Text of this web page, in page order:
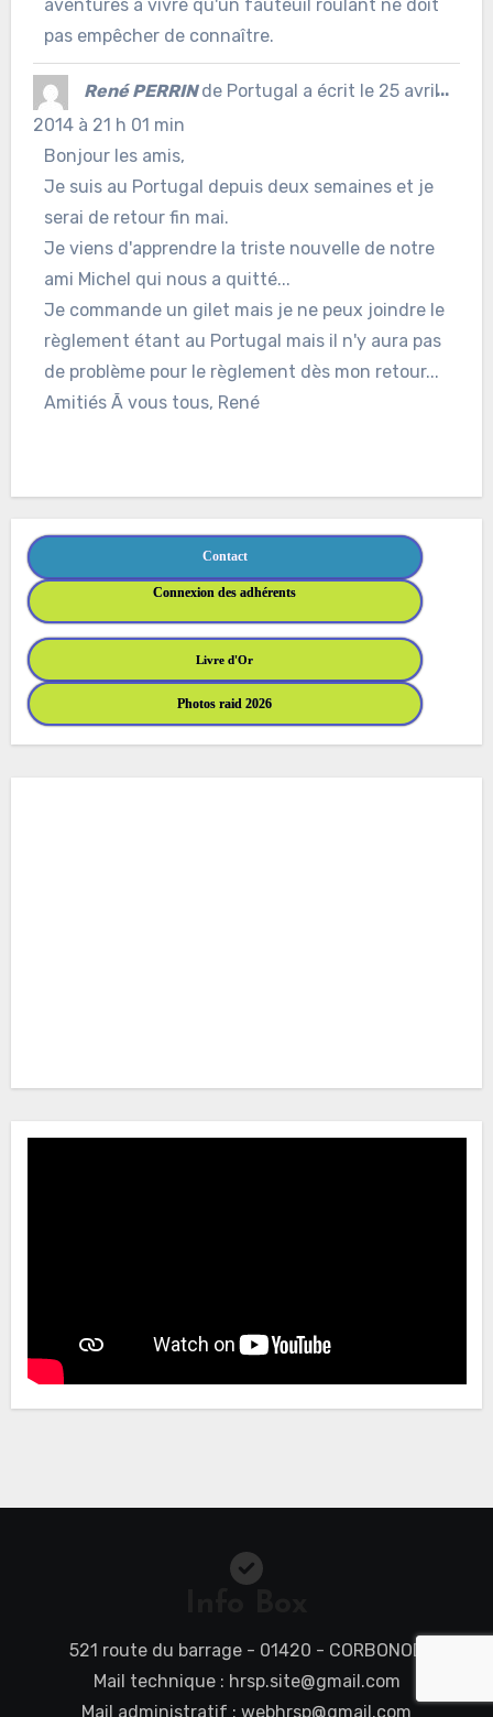
aventures à vivre qu'un fauteuil roulant ne doit
pas empêcher de connaître.
René PERRIN de Portugal a écrit le25 avril
2014 à 21 h 01 min
Bonjour les amis,
Je suis au Portugal depuis deux semaines et je
serai de retour fin mai.
Je viens d'apprendre la triste nouvelle de notre
ami Michel qui nous a quitté...
Je commande un gilet mais je ne peux joindre le
règlement étant au Portugal mais il n'y aura pas
de problème pour le règlement dès mon retour...
Amitiés Ã vous tous, René
...
Contact
Connexion des adhérents
Livre d'Or
Photos raid 2026
521 route du barrage - 01420 - CORBONOD
Mail technique : hrsp.site@gmail.com
Mail administratif : webhrsp@gmail.com